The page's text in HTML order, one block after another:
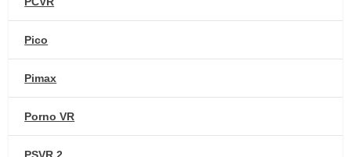
Pico
Pimax
Porno VR